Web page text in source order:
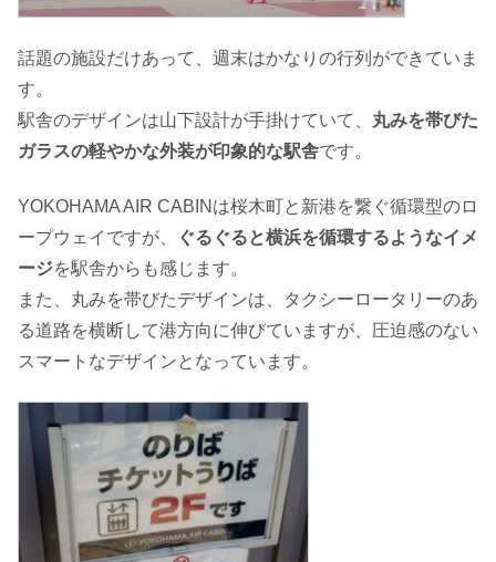
話題の施設だけあって、週末はかなりの行列ができていま
す。
駅舎のデザインは山下設計が手掛けていて、 丸みを帯びた
ガラスの軽やかな外装が印象的な駅舎です。
YOKOHAMA AIR CABINは桜木町と新港を繋ぐ循環型のロ
ープウェイですが、
ぐるぐると横浜を循環するようなイメ
ージを駅舎からも感じます。
また、丸みを帯びたデザインは、タクシーロータリーのあ
る道路を横断して港方向に伸びていますが、圧迫感のない
スマートなデザインとなっています。